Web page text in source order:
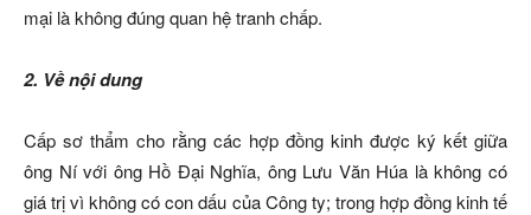
mại là không đúng quan hệ tranh chấp.
2. Về nội dung
Cấp sơ thẩm cho rằng các hợp đồng kinh được ký kết giữa
ông Ní với ông Hồ Đại Nghĩa, ông Lưu Văn Húa là không có
giá trị vì không có con dấu của Công ty; trong hợp đồng kinh tế